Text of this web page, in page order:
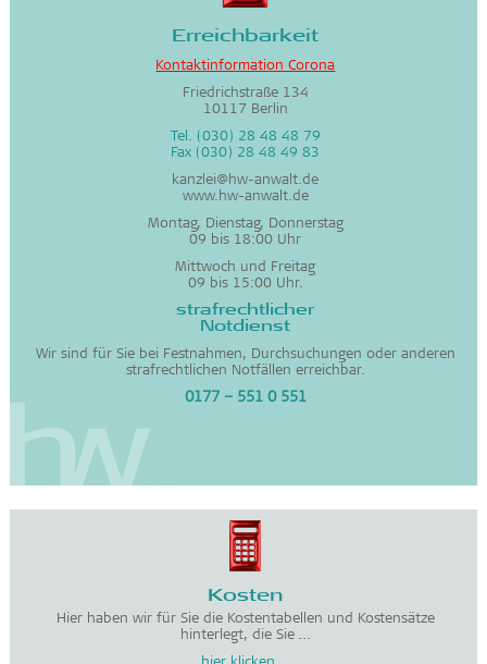
Erreichbarkeit
Kontaktinformation Corona
Friedrichstraße 134
10117 Berlin
Tel. (030) 28 48 48 79
Fax (030) 28 48 49 83
kanzlei@hw-anwalt.de
www.hw-anwalt.de
Montag, Dienstag, Donnerstag
09 bis 18:00 Uhr
Mittwoch und Freitag
09 bis 15:00 Uhr.
strafrechtlicher
Notdienst
Wir sind für Sie bei Festnahmen, Durchsuchungen oder anderen
strafrechtlichen Notfällen erreichbar.
0177 – 551 0 551
Kosten
Hier haben wir für Sie die Kostentabellen und Kostensätze
hinterlegt, die Sie …